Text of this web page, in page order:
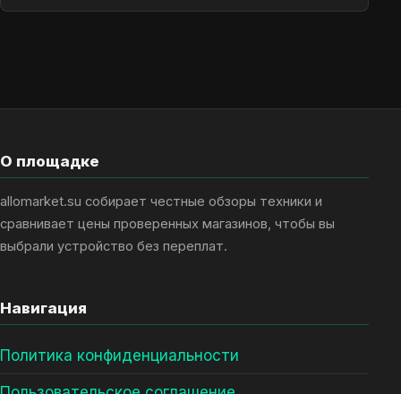
О площадке
allomarket.su собирает честные обзоры техники и
сравнивает цены проверенных магазинов, чтобы вы
выбрали устройство без переплат.
Навигация
Политика конфиденциальности